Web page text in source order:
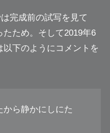
完成前の試写を見て
たため。そして2019年6
下のようにコメントを
から静かにしにた